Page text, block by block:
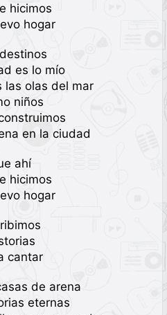
hicimos
hogar
es lo mío
las olas del mar
niños
en la ciudad
ahí
hicimos
hogar
cantar
de arena
eternas